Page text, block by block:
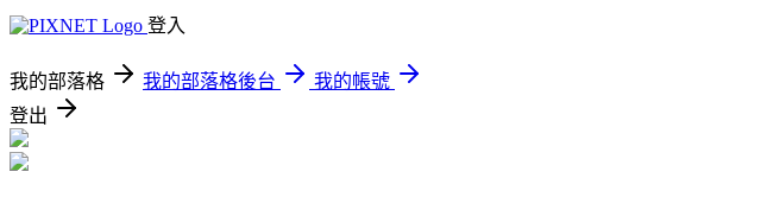
登入
我的部落格 我的部落格後台
我的帳號
登出